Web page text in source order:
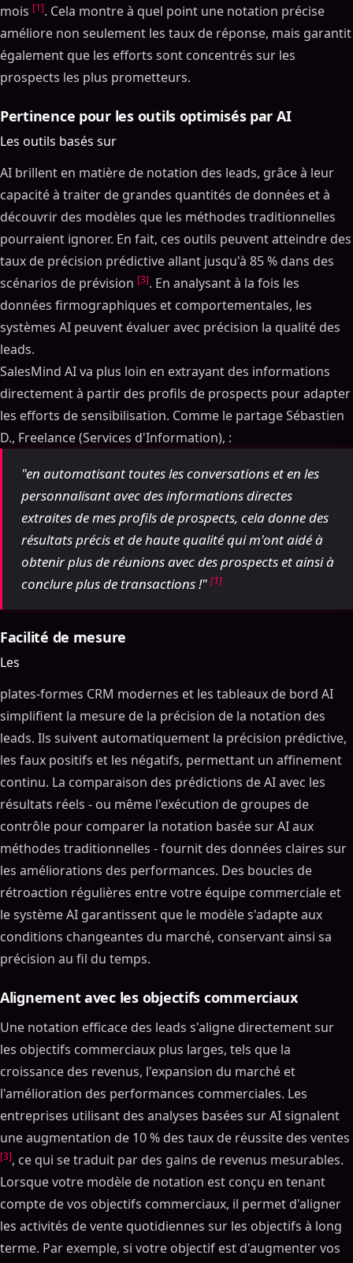
mois [1]. Cela montre à quel point une notation précise
améliore non seulement les taux de réponse, mais garantit
également que les efforts sont concentrés sur les
prospects les plus prometteurs.
Pertinence pour les outils optimisés par AI
Les outils basés sur
AI brillent en matière de notation des leads, grâce à leur
capacité à traiter de grandes quantités de données et à
découvrir des modèles que les méthodes traditionnelles
pourraient ignorer. En fait, ces outils peuvent atteindre des
taux de précision prédictive allant jusqu'à 85 % dans des
scénarios de prévision [3]. En analysant à la fois les
données firmographiques et comportementales, les
systèmes AI peuvent évaluer avec précision la qualité des
leads.
SalesMind AI va plus loin en extrayant des informations
directement à partir des profils de prospects pour adapter
les efforts de sensibilisation. Comme le partage Sébastien
D., Freelance (Services d'Information), :
"en automatisant toutes les conversations et en les
personnalisant avec des informations directes
extraites de mes profils de prospects, cela donne des
résultats précis et de haute qualité qui m'ont aidé à
obtenir plus de réunions avec des prospects et ainsi à
conclure plus de transactions !" [1]
Facilité de mesure
Les
plates-formes CRM modernes et les tableaux de bord AI
simplifient la mesure de la précision de la notation des
leads. Ils suivent automatiquement la précision prédictive,
les faux positifs et les négatifs, permettant un affinement
continu. La comparaison des prédictions de AI avec les
résultats réels - ou même l'exécution de groupes de
contrôle pour comparer la notation basée sur AI aux
méthodes traditionnelles - fournit des données claires sur
les améliorations des performances. Des boucles de
rétroaction régulières entre votre équipe commerciale et
le système AI garantissent que le modèle s'adapte aux
conditions changeantes du marché, conservant ainsi sa
précision au fil du temps.
Alignement avec les objectifs commerciaux
Une notation efficace des leads s'aligne directement sur
les objectifs commerciaux plus larges, tels que la
croissance des revenus, l'expansion du marché et
l'amélioration des performances commerciales. Les
entreprises utilisant des analyses basées sur AI signalent
une augmentation de 10 % des taux de réussite des ventes
[3], ce qui se traduit par des gains de revenus mesurables.
Lorsque votre modèle de notation est conçu en tenant
compte de vos objectifs commerciaux, il permet d'aligner
les activités de vente quotidiennes sur les objectifs à long
terme. Par exemple, si votre objectif est d'augmenter vos